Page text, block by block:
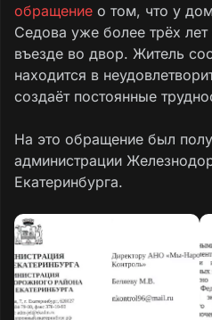
обращение о том, что у
Седова уже более трёх
въезде во двор. Житель
находится в
создаёт постоянные
На это обращение был
администрации
Екатеринбурга.